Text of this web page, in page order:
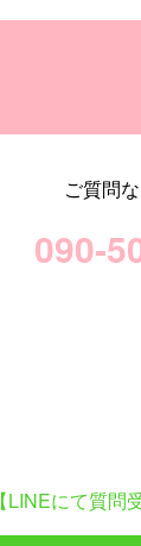
ご質問
090-
【LINEにて質問